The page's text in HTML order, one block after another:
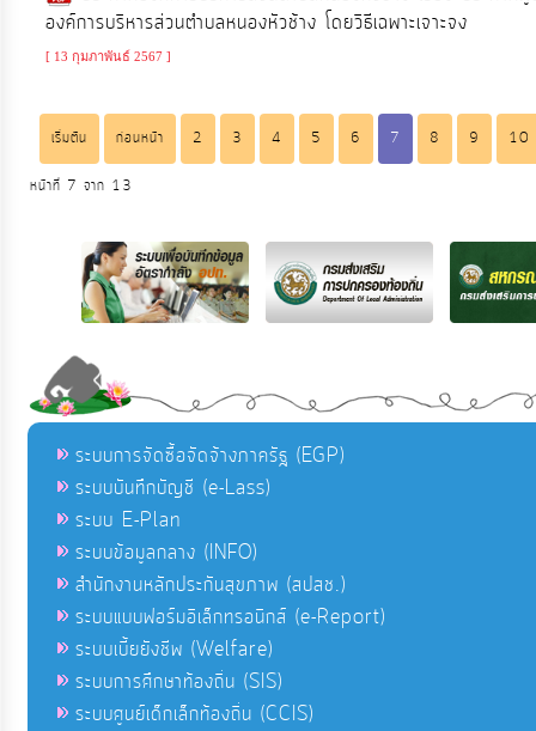
องค์การบริหารส่วนตำบลหนองหัวช้าง โดยวิธีเฉพาะเจาะจง
[ 13 กุมภาพันธ์ 2567 ]
เริ่มต้น ก่อนหน้า 2 3 4 5 6 7 8 9 10
หน้าที่ 7 จาก 13
ระบบการจัดซื้อจัดจ้างภาครัฐ (EGP)
ระบบบันทึกบัญชี (e-Lass)
ระบบ E-Plan
ระบบข้อมูลกลาง (INFO)
สำนักงานหลักประกันสุขภาพ (สปสช.)
ระบบแบบฟอร์มอิเล็กทรอนิกส์ (e-Report)
ระบบเบี้ยยังชีพ (Welfare)
ระบบการศึกษาท้องถิ่น (SIS)
ระบบศูนย์เด็กเล็กท้องถิ่น (CCIS)